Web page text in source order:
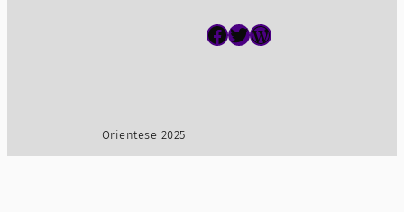
Facebook Twitter WordPress
Orientese 2025